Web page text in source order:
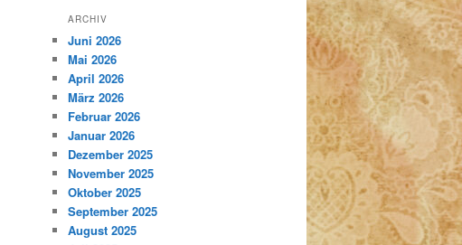
ARCHIV
Juni 2026
Mai 2026
April 2026
März 2026
Februar 2026
Januar 2026
Dezember 2025
November 2025
Oktober 2025
September 2025
August 2025